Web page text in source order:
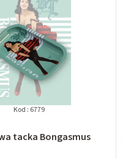
tacka Bongasmus
Kod : 6779